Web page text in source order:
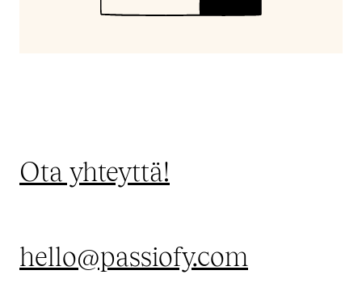
Ota yhteyttä!
hello@passiofy.com